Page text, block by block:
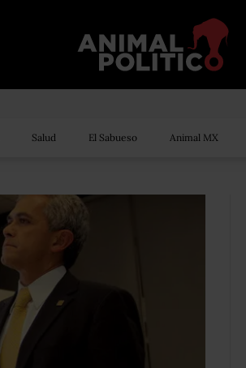
Salud El Sabueso Animal MX